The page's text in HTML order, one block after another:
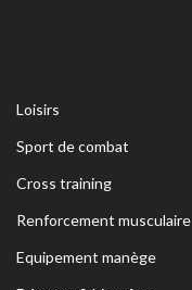
Loisirs
Sport de combat
Cross training
Renforcement musculaire
Equipement manège